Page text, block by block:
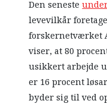
Den seneste
levevilkår
forskernetværket
viser, at 80
usikkert arbejde
er 16 procent
byder sig til ved